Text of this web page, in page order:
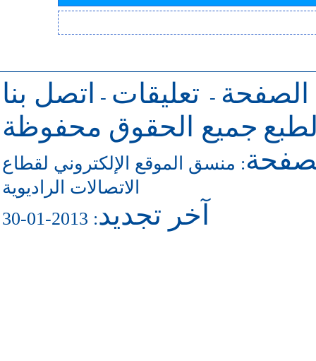
الصفحة - تعليقات -
اتصل بنا
جميع الحقوق محفوظة
: منسق الموقع الإلكتروني لقطاع
الاتصالات الراديوية
آخر تجديد: 2013-01-30